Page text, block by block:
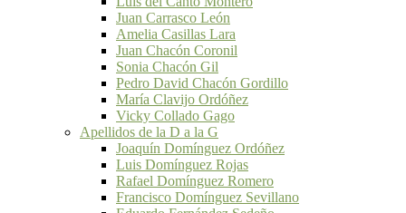
Juan Carrasco León
Amelia Casillas Lara
Juan Chacón Coronil
Sonia Chacón Gil
Pedro David Chacón Gordillo
María Clavijo Ordóñez
Vicky Collado Gago
Apellidos de la D a la G
Joaquín Domínguez Ordóñez
Luis Domínguez Rojas
Rafael Domínguez Romero
Francisco Domínguez Sevillano